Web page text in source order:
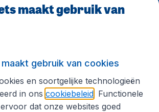
maakt gebruik van
gebruik van cookies
en soortgelijke technologieën
in ons cookiebeleid . Functionele
dat onze websites goed